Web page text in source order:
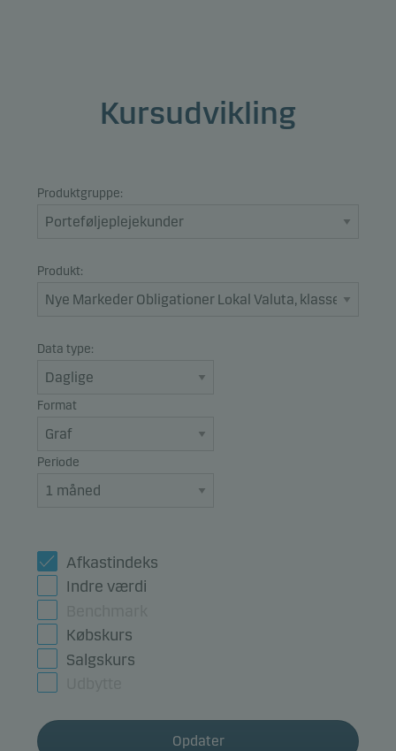
Kursudvikling
Produktgruppe:
Produkt:
Data type:
Format
Periode
Afkastindeks
Indre værdi
Købskurs
Salgskurs
Opdater